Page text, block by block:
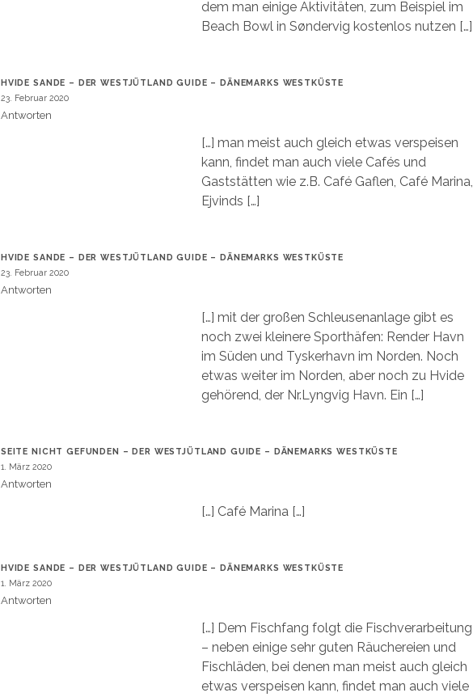
dem man einige Aktivitäten, zum Beispiel im
Beach Bowl in Søndervig kostenlos nutzen […]
HVIDE SANDE – DER WESTJÜTLAND GUIDE – DÄNEMARKS WESTKÜSTE
23. Februar 2020
Antworten
[…] man meist auch gleich etwas verspeisen
kann, findet man auch viele Cafés und
Gaststätten wie z.B. Café Gaflen, Café Marina,
Ejvinds […]
HVIDE SANDE – DER WESTJÜTLAND GUIDE – DÄNEMARKS WESTKÜSTE
23. Februar 2020
Antworten
[…] mit der großen Schleusenanlage gibt es
noch zwei kleinere Sporthäfen: Render Havn
im Süden und Tyskerhavn im Norden. Noch
etwas weiter im Norden, aber noch zu Hvide
gehörend, der Nr.Lyngvig Havn. Ein […]
SEITE NICHT GEFUNDEN – DER WESTJÜTLAND GUIDE – DÄNEMARKS WESTKÜSTE
1. März 2020
Antworten
[…] Café Marina […]
HVIDE SANDE – DER WESTJÜTLAND GUIDE – DÄNEMARKS WESTKÜSTE
1. März 2020
Antworten
[…] Dem Fischfang folgt die Fischverarbeitung
– neben einige sehr guten Räuchereien und
Fischläden, bei denen man meist auch gleich
etwas verspeisen kann, findet man auch viele